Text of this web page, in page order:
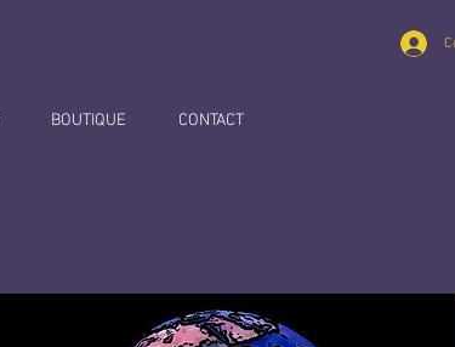
BOUTIQUE CONTACT